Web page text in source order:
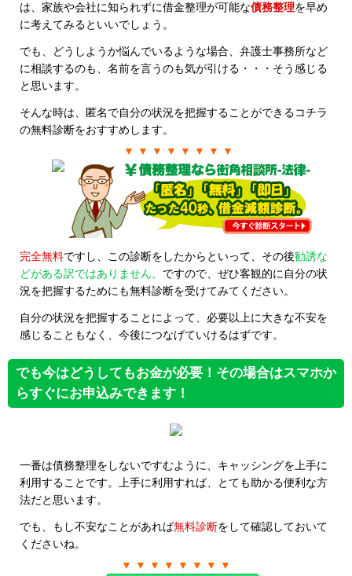
は、家族や会社に知られずに借金整理が可能な債務整理を早め
に考えてみるといいでしょう。
でも、どうしようか悩んでいるような場合、弁護士事務所など
に相談するのも、名前を言うのも気が引ける・・・そう感じる
と思います。
そんな時は、匿名で自分の状況を把握することができるコチラ
の無料診断をおすすめします。
▼ ▼ ▼ ▼ ▼ ▼ ▼ ▼
完全無料ですし、この診断をしたからといって、その後勧誘な
どがある訳ではありません。 ですので、ぜひ客観的に自分の状
況を把握するためにも無料診断を受けてみてください。
自分の状況を把握することによって、必要以上に大きな不安を
感じることもなく、今後につなげていけるはずです。
でも今はどうしてもお金が必要！その場合はスマホか
らすぐにお申込みできます！
一番は債務整理をしないですむように、キャッシングを上手に
利用することです。上手に利用すれば、とても助かる便利な方
法だと思います。
でも、もし不安なことがあれば無料診断をして確認しておいて
くださいね。
▼ ▼ ▼ ▼ ▼ ▼ ▼ ▼